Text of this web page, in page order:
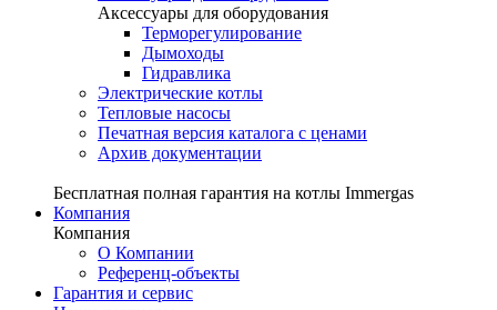
Аксессуары для оборудования
Терморегулирование
Дымоходы
Гидравлика
Электрические котлы
Тепловые насосы
Печатная версия каталога с ценами
Архив документации
Бесплатная полная гарантия на котлы Immergas
Компания
Компания
О Компании
Референц-объекты
Гарантия и сервис